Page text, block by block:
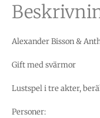
Alexander Bisson &
Gift med svärmor
Lustspel i tre akter,
Personer: